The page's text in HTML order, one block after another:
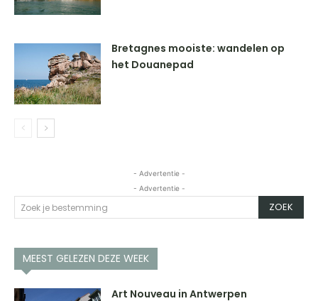
Bretagnes mooiste: wandelen op
het Douanepad
- Advertentie -
- Advertentie -
Zoek je bestemming ZOEK
MEEST GELEZEN DEZE WEEK
Art Nouveau in Antwerpen